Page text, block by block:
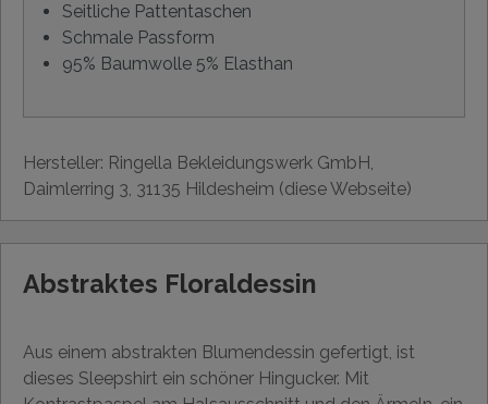
Seitliche Pattentaschen
Schmale Passform
95% Baumwolle 5% Elasthan
Hersteller: Ringella Bekleidungswerk GmbH,
Daimlerring 3, 31135 Hildesheim (diese Webseite)
Abstraktes Floraldessin
Aus einem abstrakten Blumendessin gefertigt, ist
dieses Sleepshirt ein schöner Hingucker. Mit